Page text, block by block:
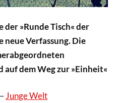
»Runde Tisch« der
neue Verfassung. Die
auf dem Weg zur »Einheit«
Junge Welt